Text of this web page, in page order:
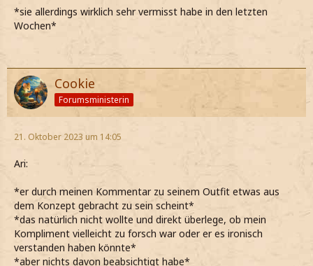
*sie allerdings wirklich sehr vermisst habe in den letzten
Wochen*
Cookie
Forumsministerin
21. Oktober 2023 um 14:05
Ari:
*er durch meinen Kommentar zu seinem Outfit etwas aus
dem Konzept gebracht zu sein scheint*
*das natürlich nicht wollte und direkt überlege, ob mein
Kompliment vielleicht zu forsch war oder er es ironisch
verstanden haben könnte*
*aber nichts davon beabsichtigt habe*